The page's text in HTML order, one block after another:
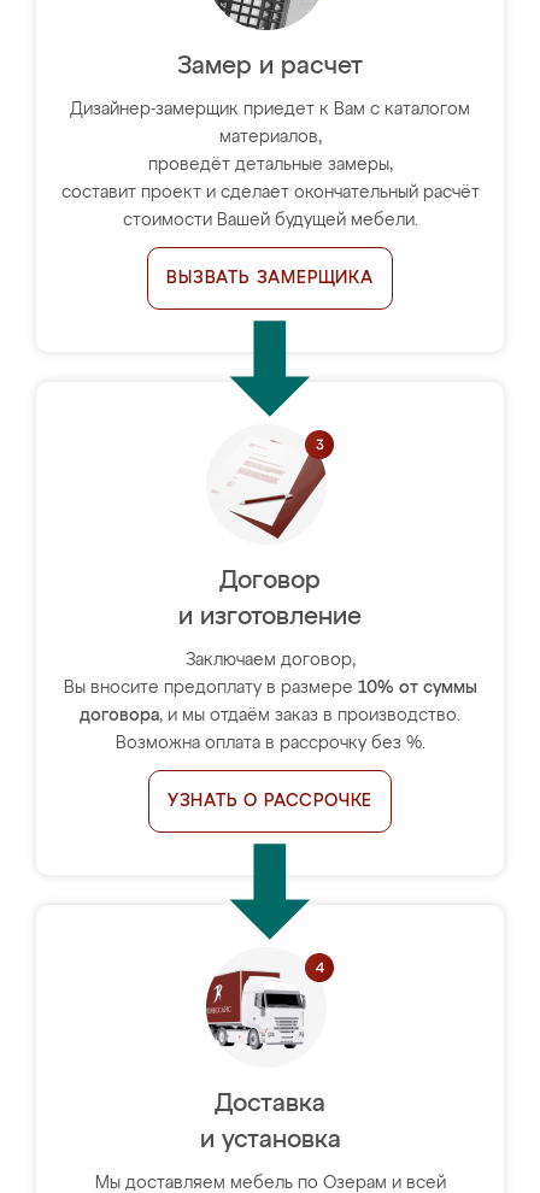
Замер и расчет
Дизайнер-замерщик приедет к Вам с каталогом
материалов,
проведёт детальные замеры,
составит проект и сделает окончательный расчёт
стоимости Вашей будущей мебели.
ВЫЗВАТЬ ЗАМЕРЩИКА
Договор
и изготовление
Заключаем договор,
Вы вносите предоплату в размере 10% от суммы
договора, и мы отдаём заказ в производство.
Возможна оплата в рассрочку без %.
УЗНАТЬ О РАССРОЧКЕ
Доставка
и установка
Мы доставляем мебель по Озерам и всей